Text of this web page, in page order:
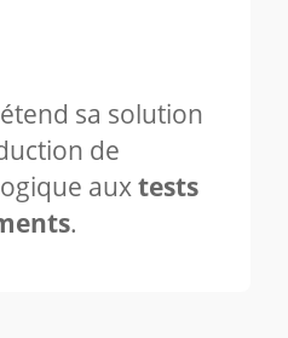
sa solution
de
auxtests
.